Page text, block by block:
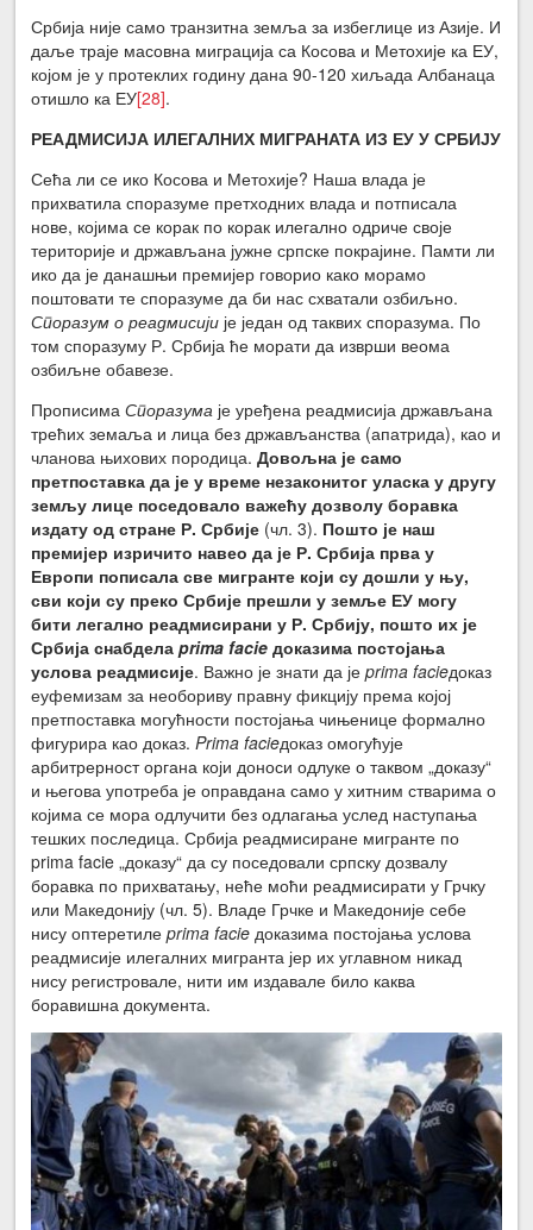
Србија није само транзитна земља за избеглице из Азије. И
даље траје масовна миграција са Косова и Метохије ка ЕУ,
којом је у протеклих годину дана 90-120 хиљада Албанаца
отишло ка ЕУ[28].
РЕАДМИСИЈА ИЛЕГАЛНИХ МИГРАНАТА ИЗ ЕУ У СРБИЈУ
Сећа ли се ико Косова и Метохије? Наша влада је
прихватила споразуме претходних влада и потписала
нове, којима се корак по корак илегално одриче своје
територије и држављана јужне српске покрајине. Памти ли
ико да је данашњи премијер говорио како морамо
поштовати те споразуме да би нас схватали озбиљно.
Споразум о реадмисији је један од таквих споразума. По
том споразуму Р. Србија ће морати да изврши веома
озбиљне обавезе.
ПрописимаСпоразума је уређена реадмисија држављана
трећих земаља и лица без држављанства (апатрида), као и
чланова њихових породица.Довољна је само
претпоставка да је у време незаконитог уласка у другу
земљу лице поседовало важећу дозволу боравка
издату од стране Р. Србије (чл. 3). Пошто је наш
премијер изричито навео да је Р. Србија прва у
Европи пописала све мигранте који су дошли у њу,
сви који су преко Србије прешли у земље ЕУ могу
бити легално реадмисирани у Р. Србију, пошто их је
Србија снабделаprima facie доказима постојања
услова реадмисије. Важно је знати да јеprima facieдоказ
еуфемизам за необориву правну фикцију према којој
претпоставка могућности постојања чињенице формално
фигурира као доказ.Prima facieдоказ омогућује
арбитрерност органа који доноси одлуке о таквом „доказу“
и његова употреба је оправдана само у хитним стварима о
којима се мора одлучити без одлагања услед наступања
тешких последица. Србија реадмисиране мигранте по
prima facie „доказу“ да су поседовали српску дозвалу
боравка по прихватању, неће моћи реадмисирати у Грчку
или Македонију (чл. 5). Владе Грчке и Македоније себе
нису оптеретилеprima facie доказима постојања услова
реадмисије илегалних мигранта јер их углавном никад
нису регистровале, нити им издавале било каква
боравишна документа.